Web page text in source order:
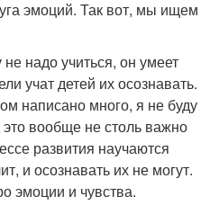
эмоций. Так вот, мы ищем
надо учиться, он умеет
учат детей их осознавать.
написано много, я не буду
вообще не столь важно
развития научаются
и осознавать их не могут.
эмоции и чувства.